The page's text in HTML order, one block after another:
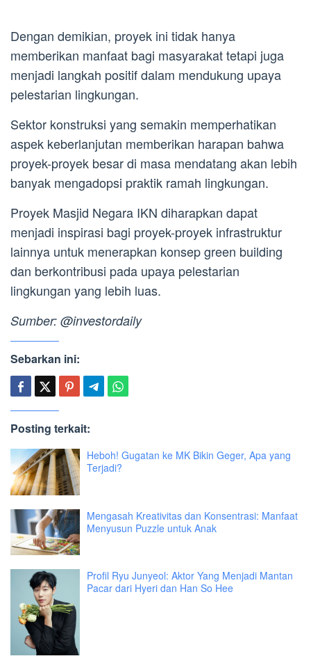
Dengan demikian, proyek ini tidak hanya
memberikan manfaat bagi masyarakat tetapi juga
menjadi langkah positif dalam mendukung upaya
pelestarian lingkungan.
Sektor konstruksi yang semakin memperhatikan
aspek keberlanjutan memberikan harapan bahwa
proyek-proyek besar di masa mendatang akan lebih
banyak mengadopsi praktik ramah lingkungan.
Proyek Masjid Negara IKN diharapkan dapat
menjadi inspirasi bagi proyek-proyek infrastruktur
lainnya untuk menerapkan konsep green building
dan berkontribusi pada upaya pelestarian
lingkungan yang lebih luas.
Sumber: @investordaily
Sebarkan ini:
Posting terkait:
Heboh! Gugatan ke MK Bikin Geger, Apa yang
Terjadi?
Mengasah Kreativitas dan Konsentrasi: Manfaat
Menyusun Puzzle untuk Anak
Profil Ryu Junyeol: Aktor Yang Menjadi Mantan
Pacar dari Hyeri dan Han So Hee